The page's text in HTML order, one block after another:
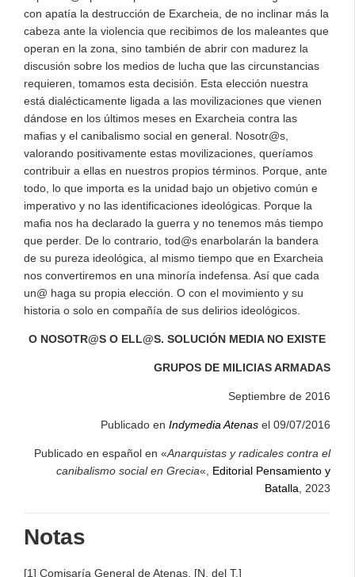
con apatía la destrucción de Exarcheia, de no inclinar más la
cabeza ante la violencia que recibimos de los maleantes que
operan en la zona, sino también de abrir con madurez la
discusión sobre los medios de lucha que las circunstancias
requieren, tomamos esta decisión. Esta elección nuestra
está dialécticamente ligada a las movilizaciones que vienen
dándose en los últimos meses en Exarcheia contra las
mafias y el canibalismo social en general. Nosotr@s,
valorando positivamente estas movilizaciones, queríamos
contribuir a ellas en nuestros propios términos. Porque, ante
todo, lo que importa es la unidad bajo un objetivo común e
imperativo y no las identificaciones ideológicas. Porque la
mafia nos ha declarado la guerra y no tenemos más tiempo
que perder. De lo contrario, tod@s enarbolarán la bandera
de su pureza ideológica, al mismo tiempo que en Exarcheia
nos convertiremos en una minoría indefensa. Así que cada
un@ haga su propia elección. O con el movimiento y su
historia o solo en compañía de sus delirios ideológicos.
O NOSOTR@S O ELL@S. SOLUCIÓN MEDIA NO EXISTE
GRUPOS DE MILICIAS ARMADAS
Septiembre de 2016
Publicado en Indymedia Atenas el 09/07/2016
Publicado en español en «Anarquistas y radicales contra el
canibalismo social en Grecia«, Editorial Pensamiento y
Batalla , 2023
Notas
[1] Comisaría General de Atenas. [N. del T.]